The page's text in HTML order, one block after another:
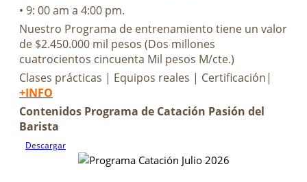
• 9: 00 am a 4:00 pm.
Nuestro Programa de entrenamiento tiene un valor
de $2.450.000 mil pesos (Dos millones
cuatrocientos cincuenta Mil pesos M/cte.)
Clases prácticas | Equipos reales | Certificación|
+INFO
Contenidos Programa de Catación Pasión del
Barista
Descargar